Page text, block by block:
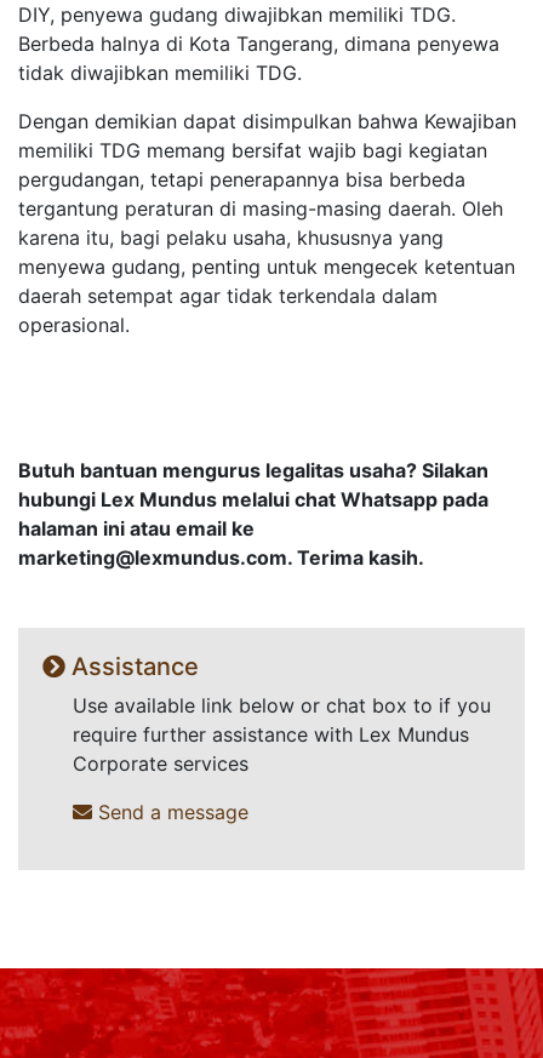
DIY, penyewa gudang diwajibkan memiliki TDG.
Berbeda halnya di Kota Tangerang, dimana penyewa
tidak diwajibkan memiliki TDG.
Dengan demikian dapat disimpulkan bahwa Kewajiban
memiliki TDG memang bersifat wajib bagi kegiatan
pergudangan, tetapi penerapannya bisa berbeda
tergantung peraturan di masing-masing daerah. Oleh
karena itu, bagi pelaku usaha, khususnya yang
menyewa gudang, penting untuk mengecek ketentuan
daerah setempat agar tidak terkendala dalam
operasional.
Butuh bantuan mengurus legalitas usaha? Silakan
hubungi Lex Mundus melalui chat Whatsapp pada
halaman ini atau email ke
marketing@lexmundus.com. Terima kasih.
Assistance
Use available link below or chat box to if you
require further assistance with Lex Mundus
Corporate services
Send a message